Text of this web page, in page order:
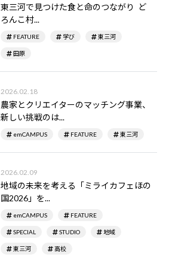
東三河で見つけた食と命のつながり ―― ど
ろんこ村...
FEATURE 学び 東三河
田原
2026.02.18
農家とクリエイターのマッチング事業、
新しい挑戦のは...
emCAMPUS FEATURE 東三河
2026.02.09
地域の未来を考える「ミライカフェほの
国2026」を...
emCAMPUS FEATURE
SPECIAL STUDIO 地域
東三河 高校